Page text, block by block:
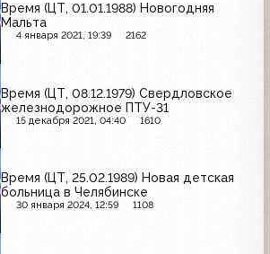
Время (ЦТ, 01.01.1988) Новогодняя
Мальта
4 января 2021, 19:39 2162
Время (ЦТ, 08.12.1979) Свердловское
железнодорожное ПТУ-31
15 декабря 2021, 04:40 1610
Время (ЦТ, 25.02.1989) Новая детская
больница в Челябинске
30 января 2024, 12:59 1108